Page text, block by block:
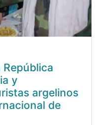
República
y
argelinos
de